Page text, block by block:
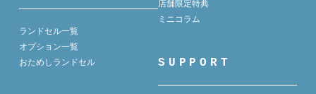
ランドセル一覧
オプション一覧
おためしランドセル
店舗限定特典
ミニコラム
SUPPORT